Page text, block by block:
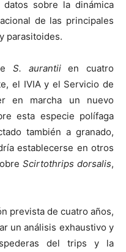
datos sobre la dinámica
de las principales
parasitoides.
S. aurantiien cuatro
el IVIA y el Servicio de
en marcha un nuevo
esta especie polífaga
también a granado,
establecerse en otros
Scirtothrips dorsalis,
prevista de cuatro años,
un análisis exhaustivo y
del trips y la